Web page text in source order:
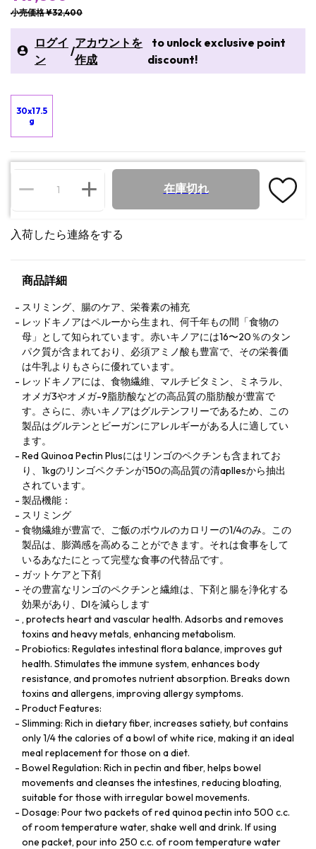
小売価格 ¥32,400
ログイ
ン
/
アカウントを
作成
to unlock exclusive point
discount!
30x17.5
g
在庫切れ
入荷したら連絡をする
商品詳細
スリミング、腸のケア、栄養素の補充
レッドキノアはペルーから生まれ、何千年もの間「食物の
母」として知られています。赤いキノアには16〜20％のタン
パク質が含まれており、必須アミノ酸も豊富で、その栄養価
は牛乳よりもさらに優れています。
レッドキノアには、食物繊維、マルチビタミン、ミネラル、
オメガ3やオメガ-9脂肪酸などの高品質の脂肪酸が豊富で
す。さらに、赤いキノアはグルテンフリーであるため、この
製品はグルテンとビーガンにアレルギーがある人に適してい
ます。
Red Quinoa Pectin Plusにはリンゴのペクチンも含まれてお
り、1kgのリンゴペクチンが150の高品質の清apllesから抽出
されています。
製品機能：
スリミング
食物繊維が豊富で、ご飯のボウルのカロリーの1/4のみ。この
製品は、膨満感を高めることができます。それは食事をして
いるあなたにとって完璧な食事の代替品です。
ガットケアと下剤
その豊富なリンゴのペクチンと繊維は、下剤と腸を浄化する
効果があり、DIを減らします
, protects heart and vascular health. Adsorbs and removes
toxins and heavy metals, enhancing metabolism.
Probiotics: Regulates intestinal flora balance, improves gut
health. Stimulates the immune system, enhances body
resistance, and promotes nutrient absorption. Breaks down
toxins and allergens, improving allergy symptoms.
Product Features:
Slimming: Rich in dietary fiber, increases satiety, but contains
only 1/4 the calories of a bowl of white rice, making it an ideal
meal replacement for those on a diet.
Bowel Regulation: Rich in pectin and fiber, helps bowel
movements and cleanses the intestines, reducing bloating,
suitable for those with irregular bowel movements.
Dosage: Pour two packets of red quinoa pectin into 500 c.c.
of room temperature water, shake well and drink. If using
one packet, pour into 250 c.c. of room temperature water